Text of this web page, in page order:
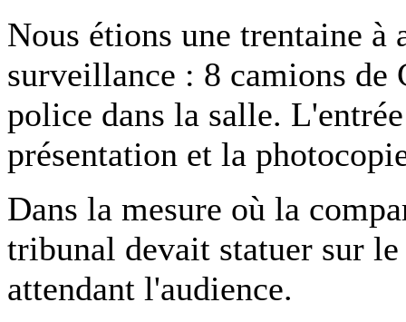
Nous étions une trentaine à
surveillance : 8 camions de
police dans la salle.
présentation et la
Dans la mesure où la
tribunal devait statuer sur
attendant l'audience.